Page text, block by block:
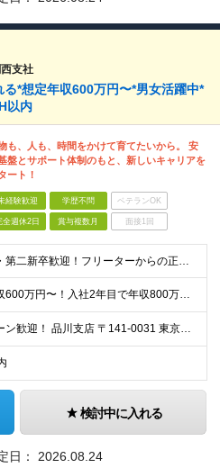
支社
*想定年収600万円〜*男女活躍中*
以内
も、人も、時間をかけて育てたいから。 安
盤とサポート体制のもと、新しいキャリアを
ート！
経験歓迎 学歴不問 ベテランOK
全週休2日 賞与複数月 面接1回
☆未経験・第二新卒歓迎！フリーターからの正社員デビューも応援◎ ☆雇用形態、転職回数は一切不問です！ ◆普通自動車免許（AT限定可）をお持ちの方 ◆学歴不問 ★こんな方にピッタリ★ ・人とコミュニケ
★想定年収600万円〜！入社2年目で年収800万円の実績あり ★経験者の方は月給30万円以上＆前給保証！ 月給27万円〜＋各種手当＋賞与年2回 ※これまでのご経験やスキルに応じて加給・優遇いたします
☆U・Iターン歓迎！ 品川支店 〒141-0031 東京都品川区西五反田8-1-14 最勝ビル 11F 横浜支店 〒141-0031 東京都品川区西五反田8-1-14 最勝ビル 11F 新潟支店
検討中に入れる
日： 2026.08.24